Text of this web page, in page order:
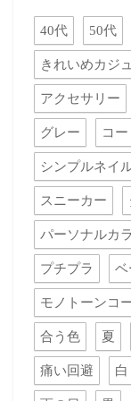
40代 50代
きれいめカジ
アクセサリー
グレー コー
シンプルネイ
スニーカー
パーソナルカ
プチプラ ベ
モノトーンコ
合う色 夏
痛い回避 白